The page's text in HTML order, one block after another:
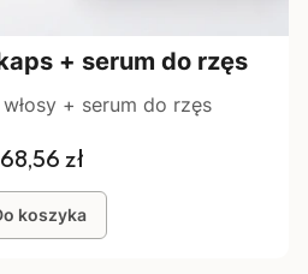
+ serum do rzęs
+ serum do rzęs
zł
koszyka